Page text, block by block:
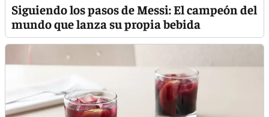
Siguiendo los pasos de Messi: El campeón del
mundo que lanza su propia bebida